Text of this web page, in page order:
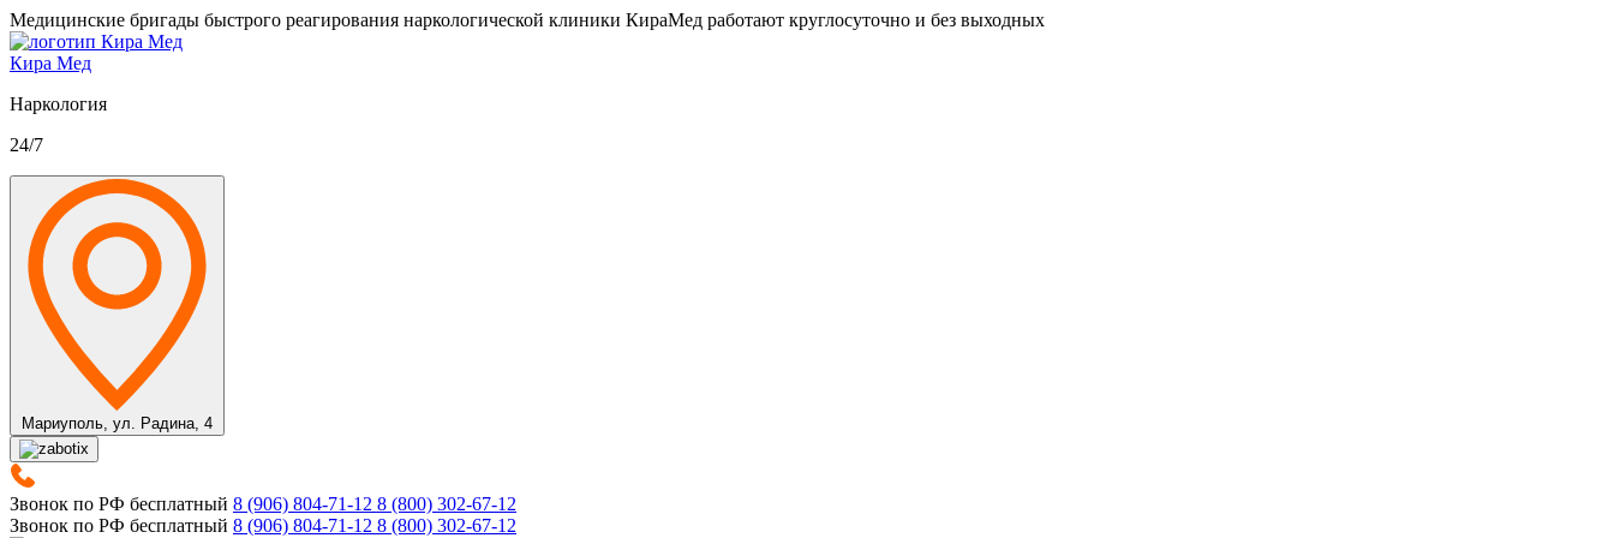
Медицинские бригады быстрого реагирования наркологической клиники КираМед работают круглосуточно и без выходных
Кира Мед
Наркология
24/7
Мариуполь, ул. Радина, 4
Звонок по РФ бесплатный 8 (906) 804-71-12 8 (800) 302-67-12
Звонок по РФ бесплатный 8 (906) 804-71-12 8 (800) 302-67-12